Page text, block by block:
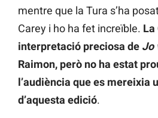
mentre que la Tura s’ha
Carey i ho ha fet increïble. La
interpretació preciosa de Jo
Raimon, però no ha estat
l’audiència que es mereixia
d’aquesta edició.